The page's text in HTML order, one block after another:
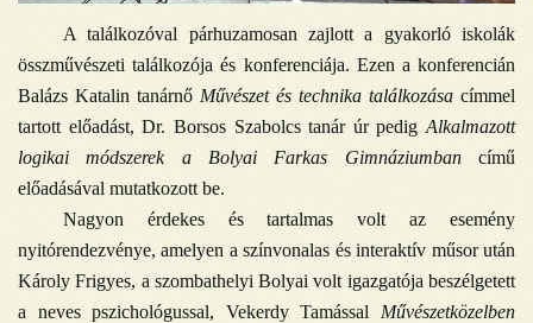
A találkozóval párhuzamosan zajlott a gyakorló iskolák
összművészeti találkozója és konferenciája. Ezen a konferencián
Balázs Katalin tanárnő Művészet és technika találkozása címmel
tartott előadást, Dr. Borsos Szabolcs tanár úr pedig Alkalmazott
logikai módszerek a Bolyai Farkas Gimnáziumban című
előadásával mutatkozott be.
Nagyon érdekes és tartalmas volt az esemény
nyitórendezvénye, amelyen a színvonalas és interaktív műsor után
Károly Frigyes, a szombathelyi Bolyai volt igazgatója beszélgetett
a neves pszichológussal, Vekerdy Tamással Művészetközelben